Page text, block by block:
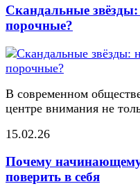
Скандальные
порочные?
В современном
центре внимания не
15.02.26
Почему
поверить в себя